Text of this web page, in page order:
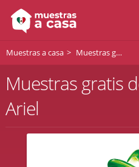
Muestras a casa Muestras gratis de Ariel
Muestras gratis
Ariel